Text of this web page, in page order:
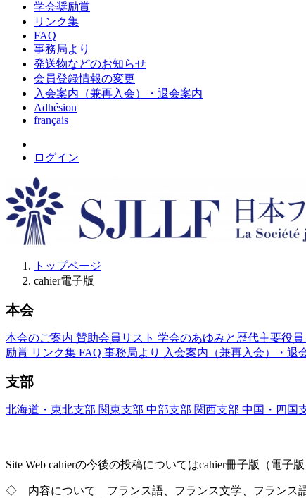
学会奨励賞
リンク集
FAQ
事務局より
発送物などのお知らせ
会員登録情報の変更
入会案内（兼再入会）・退会案内
Adhésion
français
ログイン
トップページ
cahier電子版
本会
本会のご案内 賛助会員リスト 学会のあゆみと歴代主要役員
励賞 リンク集 FAQ 事務局より 入会案内（兼再入会）・退
支部
北海道・東北支部 関東支部 中部支部 関西支部 中国・四国
Site Web cahierの今後の投稿についてはcahier冊子版（電子
◇ 内容について フランス語、フランス文学、フランス語